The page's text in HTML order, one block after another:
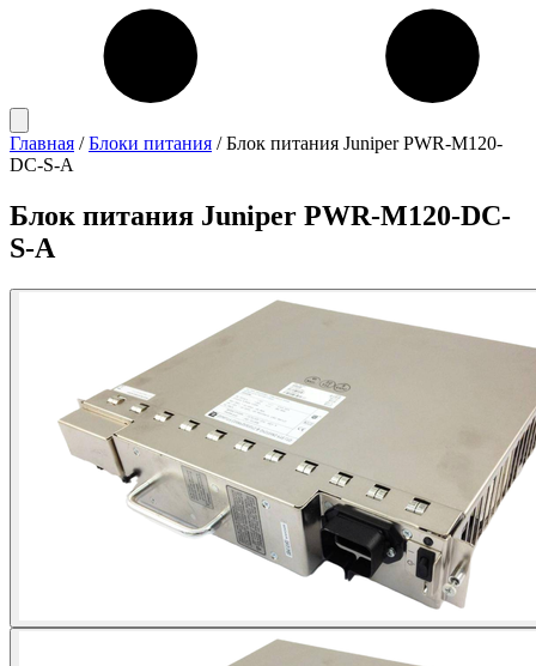
Главная / Блоки питания / Блок питания Juniper PWR-M120-
DC-S-A
Блок питания Juniper PWR-M120-DC-
S-A